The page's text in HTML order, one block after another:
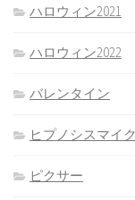
ハロウィン2021
ハロウィン2022
バレンタイン
ヒプノシスマイク
ピクサー